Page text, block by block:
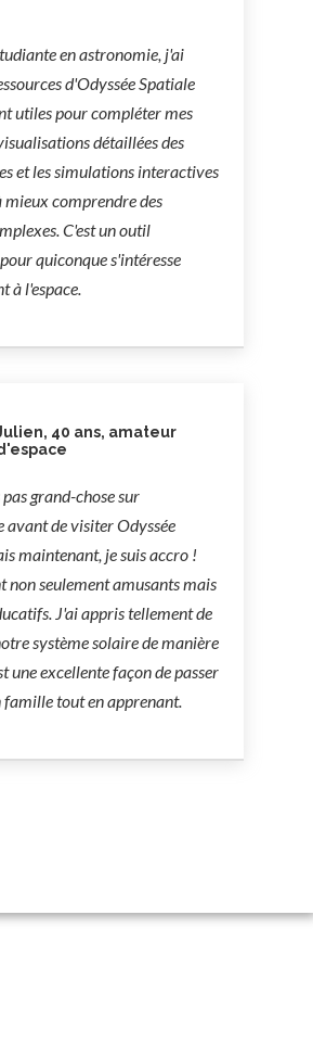
en astronomie, j'ai
d'Odyssée Spatiale
utiles pour compléter mes
détaillées des
et les simulations interactives
mieux comprendre des
C'est un outil
quiconque s'intéresse
à l'espace.
40 ans, amateur
pas grand-chose sur
avant de visiter Odyssée
maintenant, je suis accro !
non seulement amusants mais
J'ai appris tellement de
système solaire de manière
une excellente façon de passer
famille tout en apprenant.